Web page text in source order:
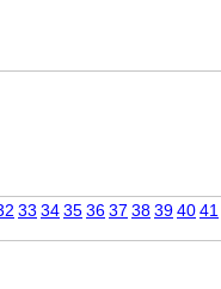
33 34353637 38394041